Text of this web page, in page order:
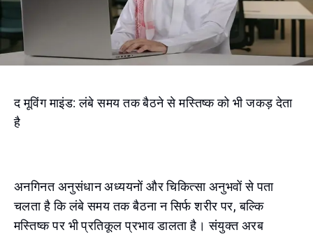
द मूविंग माइंड: लंबे समय तक बैठने से मस्तिष्क को भी जकड़ देता
है
अनगिनत अनुसंधान अध्ययनों और चिकित्सा अनुभवों से पता
चलता है कि लंबे समय तक बैठना न सिर्फ शरीर पर, बल्कि
मस्तिष्क पर भी प्रतिकूल प्रभाव डालता है। संयुक्त अरब